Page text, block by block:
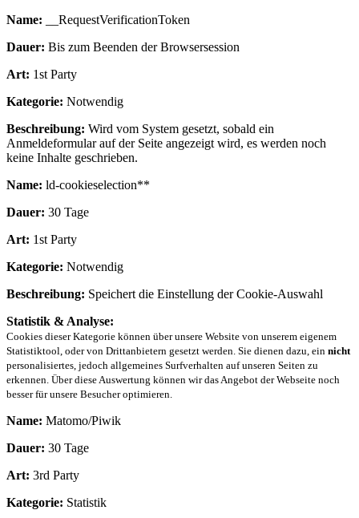
Name: __RequestVerificationToken
Dauer: Bis zum Beenden der Browsersession
Art: 1st Party
Kategorie: Notwendig
Beschreibung: Wird vom System gesetzt, sobald ein
Anmeldeformular auf der Seite angezeigt wird, es werden noch
keine Inhalte geschrieben.
Name: ld-cookieselection**
Dauer: 30 Tage
Art: 1st Party
Kategorie: Notwendig
Beschreibung: Speichert die Einstellung der Cookie-Auswahl
Statistik & Analyse:
Cookies dieser Kategorie können über unsere Website von unserem eigenem
Statistiktool, oder von Drittanbietern gesetzt werden. Sie dienen dazu, ein nicht
personalisiertes, jedoch allgemeines Surfverhalten auf unseren Seiten zu
erkennen. Über diese Auswertung können wir das Angebot der Webseite noch
besser für unsere Besucher optimieren.
Name: Matomo/Piwik
Dauer: 30 Tage
Art: 3rd Party
Kategorie: Statistik